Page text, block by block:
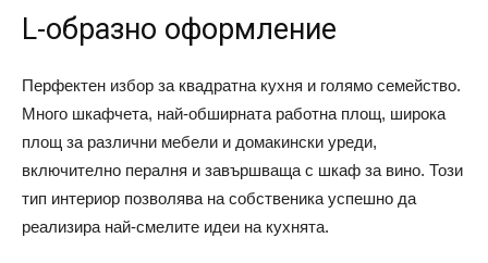
L-образно оформление
Перфектен избор за квадратна кухня и голямо семейство.
Много шкафчета, най-обширната работна площ, широка
площ за различни мебели и домакински уреди,
включително пералня и завършваща с шкаф за вино. Този
тип интериор позволява на собственика успешно да
реализира най-смелите идеи на кухнята.